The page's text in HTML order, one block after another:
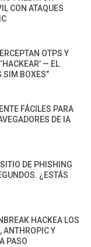
CON ATAQUES
OTPS Y
— EL
SIM BOXES”
FÁCILES PARA
DE IA
DE PHISHING
¿ESTÁS
HACKEA LOS
ANTHROPIC Y
PASO